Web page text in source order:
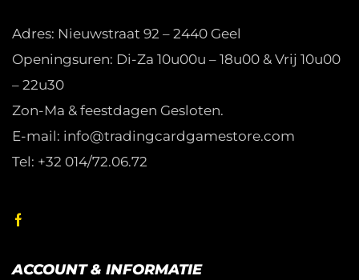
Adres: Nieuwstraat 92 – 2440 Geel
Openingsuren: Di-Za 10u00u – 18u00 & Vrij 10u00
– 22u30
Zon-Ma & feestdagen Gesloten.
E-mail: info@tradingcardgamestore.com
Tel: +32 014/72.06.72
ACCOUNT & INFORMATIE